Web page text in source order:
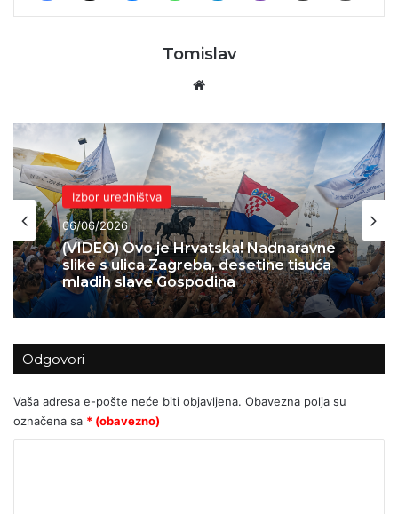
Tomislav
Izbor uredništva
06/06/2026
(VIDEO) Ovo je Hrvatska! Nadnaravne
mladih slave Gospodina
Domovina
04/06/2026
Skok 2 – operacija koja je spasila
Bihać – 1995.
Odgovori
Vaša adresa e-pošte neće biti objavljena. Obavezna polja su
označena sa * (obavezno)